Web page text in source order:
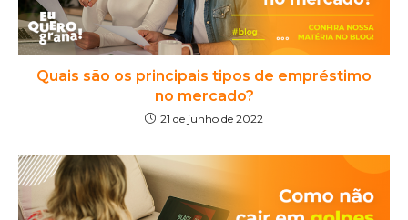
Quais são os principais tipos de empréstimo
no mercado?
21 de junho de 2022